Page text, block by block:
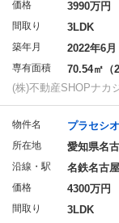
価格 3990万円
間取り 3LDK
築年月 2022年6月
専有面積
70.54㎡（
(株)不動産SHOPナカ
物件名 プラセシ
所在地 愛知県名
沿線・駅 名鉄名古
価格 4300万円
間取り 3LDK